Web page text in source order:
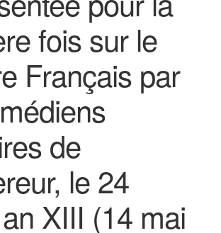
fois sur le
Français par
de
le 24
XIII (14 mai